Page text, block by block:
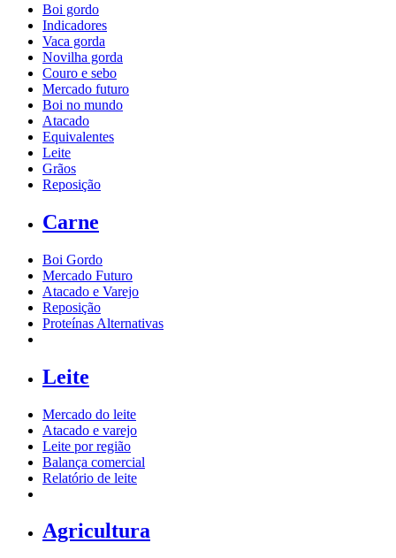
Boi gordo
Indicadores
Vaca gorda
Novilha gorda
Couro e sebo
Mercado futuro
Boi no mundo
Atacado
Equivalentes
Leite
Grãos
Reposição
Carne
Boi Gordo
Mercado Futuro
Atacado e Varejo
Reposição
Proteínas Alternativas
Leite
Mercado do leite
Atacado e varejo
Leite por região
Balança comercial
Relatório de leite
Agricultura